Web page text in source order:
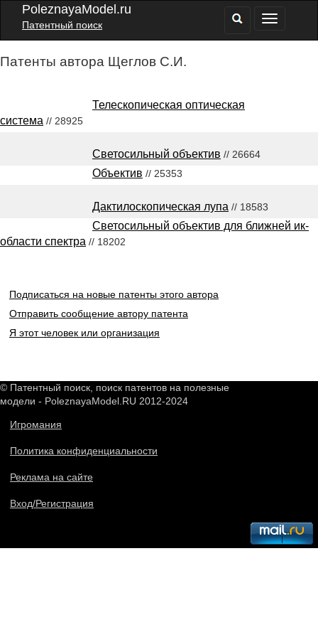
PoleznayaModel.ru
Патентный поиск
Патенты автора Щеглов С.И.
Телескопическая оптическая
система // 28925
Светосильный объектив // 26664
Объектив // 25353
Дактилоскопическая лупа // 18583
Светосильный объектив для ближней ик-
области спектра // 18202
Подписаться на новые патенты этого автора
Отправить сообщение автору патента
Я этот человек или организация
© Патентный поиск, поиск патентов на полезные
модели - PoleznayaModel.RU 2012-2024
Игромания
Политика конфиденциальности
Реклама на сайте
Вход/Регистрация